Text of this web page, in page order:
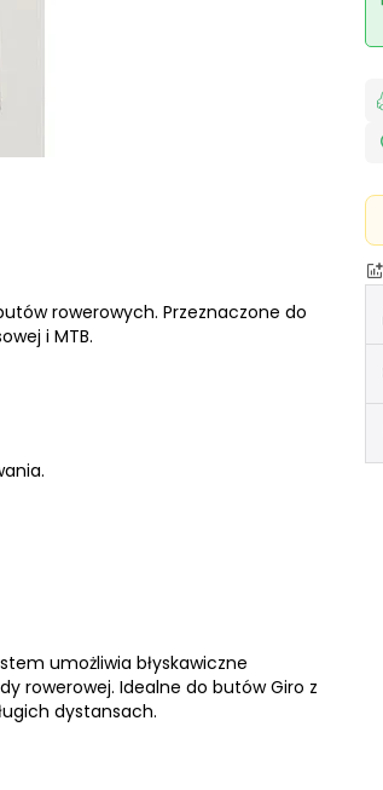
rowerowych. Przeznaczone do
i MTB.
umożliwia błyskawiczne
rowerowej. Idealne do butów Giro z
dystansach.